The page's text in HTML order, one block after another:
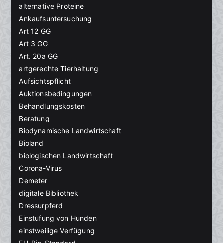
alternative Proteine
Ankaufsuntersuchung
Art 12 GG
Art 3 GG
Art. 20a GG
artgerechte Tierhaltung
Aufsichtspflicht
Auktionsbedingungen
Behandlungskosten
Beratung
Biodynamische Landwirtschaft
Bioland
biologischen Landwirtschaft
Corona-Virus
Demeter
digitale Bibliothek
Dressurpferd
Einstufung von Hunden
einstweilige Verfügung